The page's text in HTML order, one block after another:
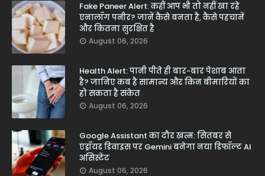
Fake Paneer Alert: कहीं आप भी तो नहीं खा रहे
एनालॉग पनीर? जानें कैसे बनता है, कैसे पहचानें
और कितना सुरक्षित है
August 06, 2026
Health Alert: पानी पीते ही बार-बार पेशाब आता
है? जानिए कब है सामान्य और किन बीमारियों का
हो सकता है संकेत
August 06, 2026
Google Assistant का दौर खत्म: सितंबर से
एंड्रॉयड डिवाइस पर Gemini बनेगा नया डिफॉल्ट AI
असिस्टेंट
August 06, 2026